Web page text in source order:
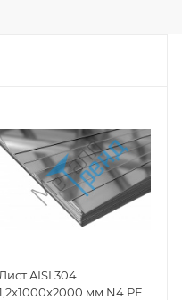
Лист AISI 304
мм N4 РЕ